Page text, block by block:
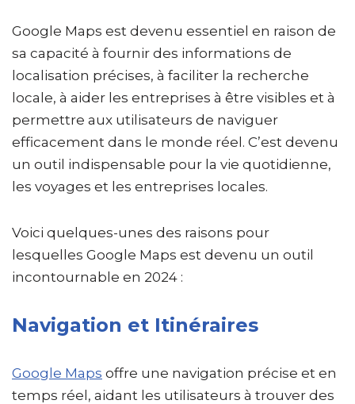
Google Maps est devenu essentiel en raison de
sa capacité à fournir des informations de
localisation précises, à faciliter la recherche
locale, à aider les entreprises à être visibles et à
permettre aux utilisateurs de naviguer
efficacement dans le monde réel. C’est devenu
un outil indispensable pour la vie quotidienne,
les voyages et les entreprises locales.
Voici quelques-unes des raisons pour
lesquelles Google Maps est devenu un outil
incontournable en 2024 :
Navigation et Itinéraires
Google Maps offre une navigation précise et en
temps réel, aidant les utilisateurs à trouver des